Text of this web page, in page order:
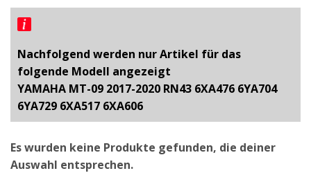
Nachfolgend werden nur Artikel für das
folgende Modell angezeigt
YAMAHA MT-09 2017-2020 RN43 6XA476 6YA704
6YA729 6XA517 6XA606
Es wurden keine Produkte gefunden, die deiner
Auswahl entsprechen.